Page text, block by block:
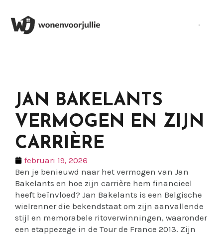
JAN BAKELANTS
VERMOGEN EN ZIJN
CARRIÈRE
februari 19, 2026
Ben je benieuwd naar het vermogen van Jan
Bakelants en hoe zijn carrière hem financieel
heeft beïnvloed? Jan Bakelants is een Belgische
wielrenner die bekendstaat om zijn aanvallende
stijl en memorabele ritoverwinningen, waaronder
een etappezege in de Tour de France 2013. Zijn